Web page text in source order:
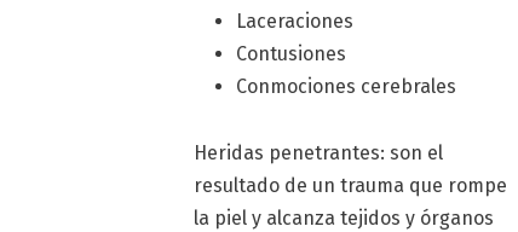
Laceraciones
Contusiones
Conmociones cerebrales
Heridas penetrantes: son el
resultado de un trauma que rompe
la piel y alcanza tejidos y órganos